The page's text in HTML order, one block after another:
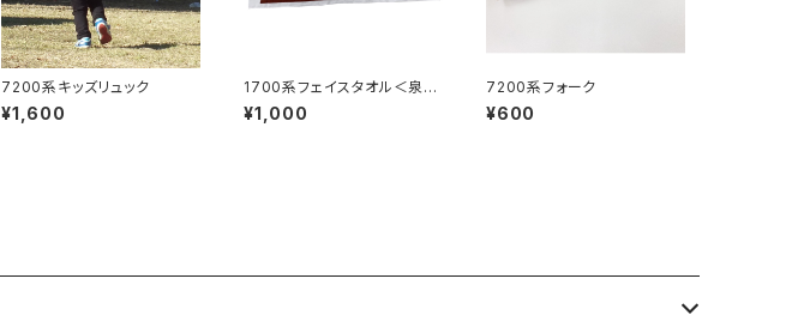
7200系キッズリュック
¥1,600
1700系フェイスタオル＜泉州
タオル＞
¥1,000
7200系フォーク
¥600